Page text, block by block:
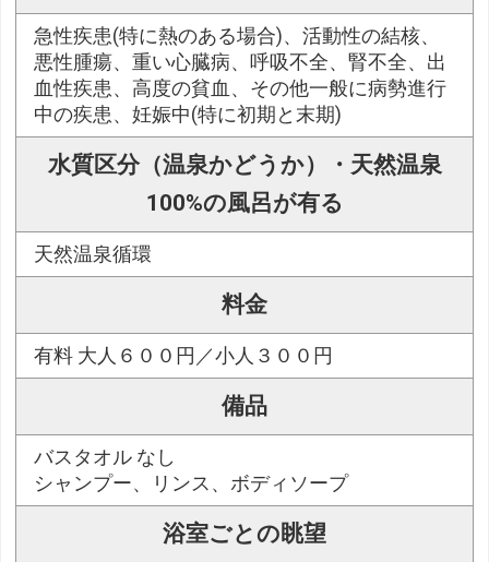
急性疾患(特に熱のある場合)、活動性の結核、
悪性腫瘍、重い心臓病、呼吸不全、腎不全、出
血性疾患、高度の貧血、その他一般に病勢進行
中の疾患、妊娠中(特に初期と末期)
水質区分（温泉かどうか）・天然温泉
100%の風呂が有る
天然温泉循環
料金
有料 大人６００円／小人３００円
備品
バスタオル なし
シャンプー、リンス、ボディソープ
浴室ごとの眺望